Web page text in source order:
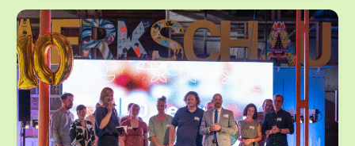
Hilfen
–
BÜNDNISGRÜNE:
Staat
muss
verspieltes
Vertrauen
zurückgewinnen